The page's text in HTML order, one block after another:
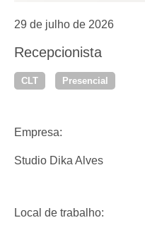
29 de julho de 2026
Recepcionista
CLT Presencial
Empresa:
Studio Dika Alves
Local de trabalho: